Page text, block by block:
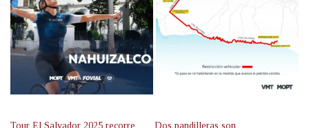
Tour El Salvador 2025 recorre Dos pandilleras son